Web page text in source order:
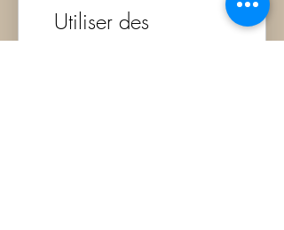
Utiliser des